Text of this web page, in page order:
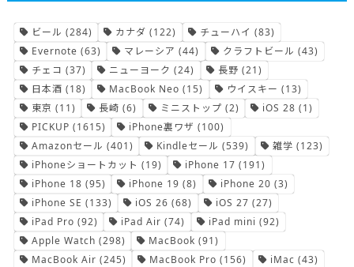
ビール (284) カナダ (122) チューハイ (83)
Evernote (63) マレーシア (44) クラフトビール (43)
チェコ (37) ニューヨーク (24) 長野 (21)
日本酒 (18) MacBook Neo (15) ウイスキー (13)
東京 (11) 長崎 (6) ミニストップ (2) iOS 28 (1)
PICKUP (1615) iPhone裏ワザ (100)
Amazonセール (401) Kindleセール (539) 雑学 (123)
iPhoneショートカット (19) iPhone 17 (191)
iPhone 18 (95) iPhone 19 (8) iPhone 20 (3)
iPhone SE (133) iOS 26 (68) iOS 27 (27)
iPad Pro (92) iPad Air (74) iPad mini (92)
Apple Watch (298) MacBook (91)
MacBook Air (245) MacBook Pro (156) iMac (43)